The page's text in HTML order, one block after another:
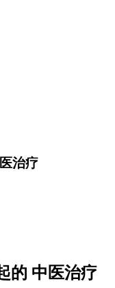
治疗
的 中医治疗